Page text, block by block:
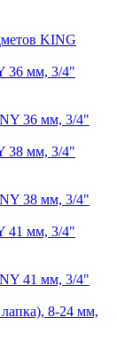
36 мм, 3/4"
38 мм, 3/4"
41 мм, 3/4"
8-24 мм,